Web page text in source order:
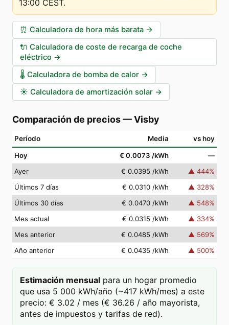
13:00 CEST.
⏰ Calculadora de hora más barata →
🔌 Calculadora de coste de recarga de coche
eléctrico →
🌡️ Calculadora de bomba de calor →
☀️ Calculadora de amortización solar →
Comparación de precios—Visby
Período Media vs hoy
Hoy € 0.0073 /kWh
—
Ayer
€ 0.0395 /kWh ▲ 444%
Últimos 7 días
€ 0.0310 /kWh ▲ 328%
Últimos 30 días
€ 0.0470 /kWh ▲ 548%
Mes actual
€ 0.0315 /kWh ▲ 334%
Mes anterior
€ 0.0485 /kWh ▲ 569%
Año anterior
€ 0.0435 /kWh ▲ 500%
Estimación mensual para un hogar promedio
que usa 5 000 kWh/año (~417 kWh/mes) a este
precio: € 3.02 / mes (€ 36.26 / año mayorista,
antes de impuestos y tarifas de red).